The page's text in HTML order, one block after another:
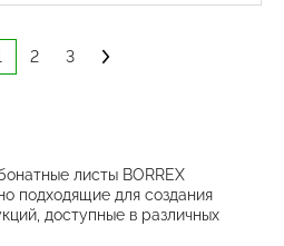
2 3
листы BORREX
подходящие для создания
доступные в различных